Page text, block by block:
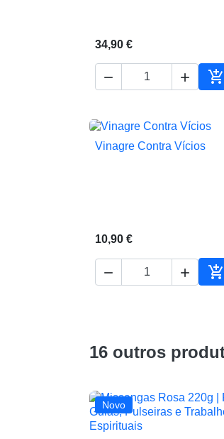
34,90 €
  
 Vista rápida
Vinagre Contra Vícios
10,90 €
  
16 outros
Novo